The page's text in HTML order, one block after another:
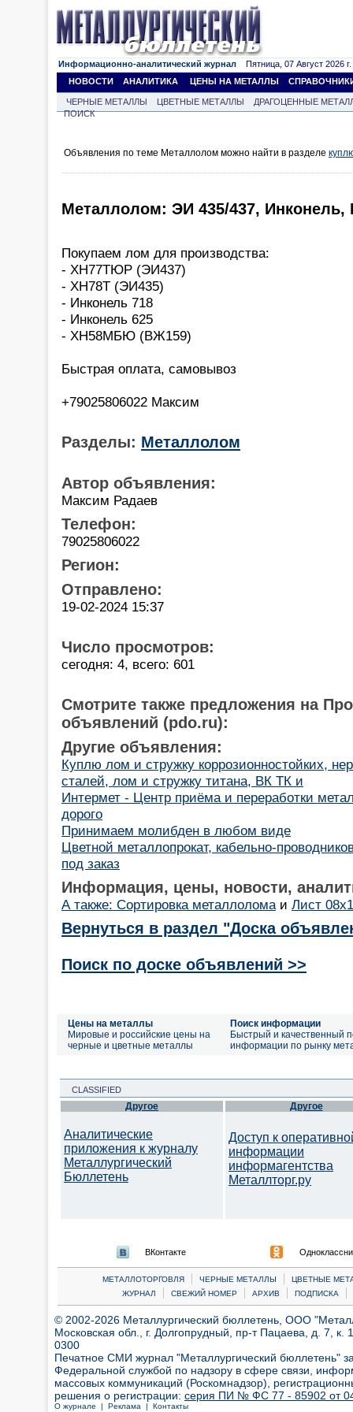
Информационно-аналитический журнал Пятница, 07 Август 2026 г.
НОВОСТИ
АНАЛИТИКА ЦЕНЫ НА МЕТАЛЛЫ
ЧЕРНЫЕ МЕТАЛЛЫ ЦВЕТНЫЕ МЕТАЛЛЫ
ДРАГОЦЕННЫЕ
ПОИСК
Объявления по теме Металлолом можно найти в разделе
Металлолом: ЭИ 435/437, Инконель,
Покупаем лом для производства:
- ХН77ТЮР (ЭИ437)
- ХН78Т (ЭИ435)
- Инконель 718
- Инконель 625
- ХН58МБЮ (ВЖ159)
Быстрая оплата, самовывоз
+79025806022 Максим
Разделы: Металлолом
Автор объявления:
Максим Радаев
Телефон:
79025806022
Регион:
Отправлено:
19-02-2024 15:37
Число просмотров:
сегодня: 4, всего: 601
Смотрите также предложения на
объявлений (pdo.ru):
Другие объявления:
Куплю лом и стружку коррозионностойких,
сталей, лом и стружку титана, ВК ТК и
Интермет - Центр приёма и переработки
дорого
Принимаем молибден в любом виде
Цветной металлопрокат, кабельно-
под заказ
Информация, цены, новости,
А также: Сортировка металлолома и Лист
Вернуться в раздел "Доска
Поиск по доске объявлений >>
Цены на металлы
Мировые и российские цены на
черные и цветные металлы
Поиск информации
Быстрый и качественный
информации по рынку
CLASSIFIED
Другое
Аналитические
приложения к журналу
Металлургический
Бюллетень
Другое
Доступ к
информации
информагентства
Металлторг.ру
ВКонтакте
МЕТАЛЛОТОРГОВЛЯ | ЧЕРНЫЕ МЕТАЛЛЫ |
ЦВЕТНЫЕ
ЖУРНАЛ
| СВЕЖИЙ НОМЕР | АРХИВ | ПОДПИСКА |
© 2002-2026 Металлургический бюллетень, ООО
Московская обл., г. Долгопрудный, пр-т Пацаева, д. 7,
0300
Печатное СМИ журнал "Металлургический бюллетень"
Федеральной службой по надзору в сфере связи,
массовых коммуникаций (Роскомнадзор),
решения о регистрации: серия ПИ № ФС 77 - 85902 от 04
О журнале | Реклама | Контакты